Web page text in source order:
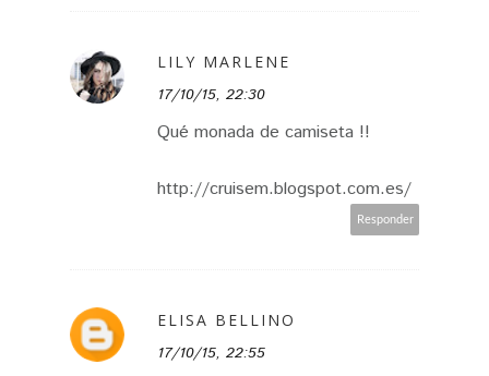
LILY MARLENE
17/10/15, 22:30
Qué monada de camiseta !!
http://cruisem.blogspot.com.es/
Responder
ELISA BELLINO
17/10/15, 22:55